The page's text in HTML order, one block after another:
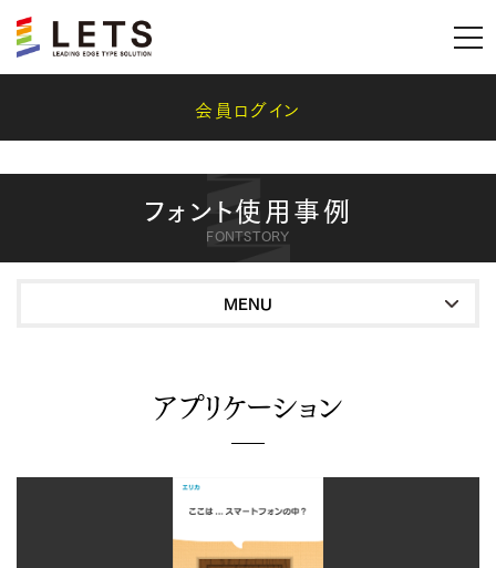
会員ログイン
フォント使用事例
FONTSTORY
MENU
アプリケーション